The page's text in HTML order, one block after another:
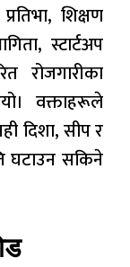
शिक्षण
स्टार्टअप
रोजगारीका
वक्ताहरूले
दिशा, सीप र
घटाउन सकिने